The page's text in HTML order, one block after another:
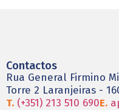
Contactos
Rua General Firmino
Torre 2 Laranjeiras -
T. (+351) 213 510 690E.